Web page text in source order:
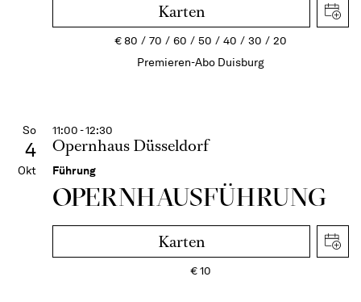
Karten
€80 70 60 50 40 30
20
Premieren-Abo Duisburg
So
4
Okt
11:00 - 12:30
Opernhaus Düsseldorf
Führung
OPERN­HAUS­FÜH­RUNG
Karten
€10